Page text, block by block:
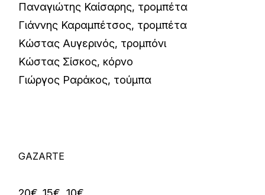
Παναγιώτης Καίσαρης, τρομπέτα
Γιάννης Καραμπέτσος, τρομπέτα
Κώστας Αυγερινός, τρομπόνι
Κώστας Σίσκος, κόρνο
Γιώργος Ραράκος, τούμπα
GAZARTE